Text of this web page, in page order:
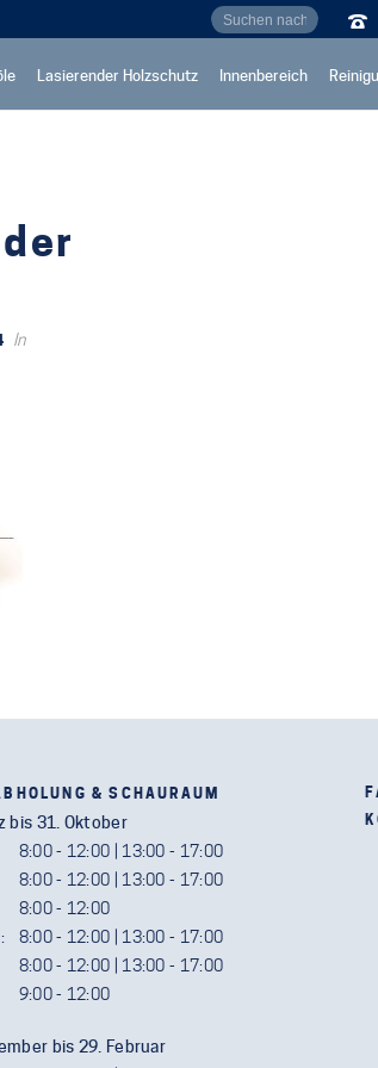
Lasierender Holzschutz Innenbereich
In
& SCHAURAUM
bis 31. Oktober
8:00 - 12:00 | 13:00 - 17:00
8:00 - 12:00 | 13:00 - 17:00
8:00 - 12:00
8:00 - 12:00 | 13:00 - 17:00
8:00 - 12:00 | 13:00 - 17:00
9:00 - 12:00
bis 29. Februar